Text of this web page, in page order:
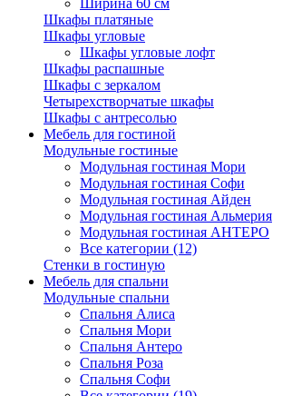
Ширина 60 см
Шкафы платяные
Шкафы угловые
Шкафы угловые лофт
Шкафы распашные
Шкафы с зеркалом
Четырехстворчатые шкафы
Шкафы с антресолью
Мебель для гостиной
Модульные гостиные
Модульная гостиная Мори
Модульная гостиная Софи
Модульная гостиная Айден
Модульная гостиная Альмерия
Модульная гостиная АНТЕРО
Все категории (12)
Стенки в гостиную
Мебель для спальни
Модульные спальни
Спальня Алиса
Спальня Мори
Спальня Антеро
Спальня Роза
Спальня Софи